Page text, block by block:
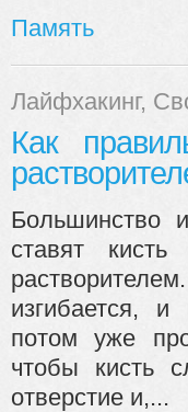
Память
Лайфхакинг,
Как
Большинство
ставят
изгибается, и
потом уже
чтобы кисть
отверстие и,...